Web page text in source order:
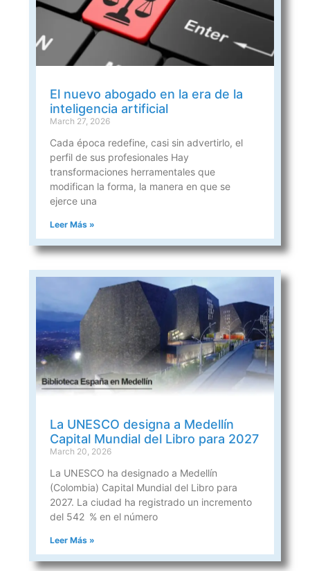
El nuevo abogado en la era de la
inteligencia artificial
March 27, 2026
Cada época redefine, casi sin advertirlo, el
perfil de sus profesionales Hay
transformaciones herramentales que
modifican la forma, la manera en que se
ejerce una
Leer Más »
La UNESCO designa a Medellín
Capital Mundial del Libro para 2027
March 20, 2026
La UNESCO ha designado a Medellín
(Colombia) Capital Mundial del Libro para
2027. La ciudad ha registrado un incremento
del 542 % en el número
Leer Más »